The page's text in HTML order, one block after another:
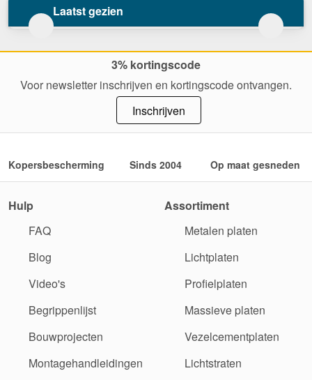
Laatst gezien
3% kortingscode
Voor newsletter inschrijven en kortingscode ontvangen.
Inschrijven
Kopersbescherming Sinds 2004 Op maat gesneden
Hulp
FAQ
Blog
Video's
Begrippenlijst
Bouwprojecten
Montagehandleidingen
Assortiment
Metalen platen
Lichtplaten
Profielplaten
Massieve platen
Vezelcementplaten
Lichtstraten